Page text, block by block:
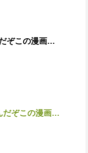
ぞこの漫画…
だぞこの漫画…